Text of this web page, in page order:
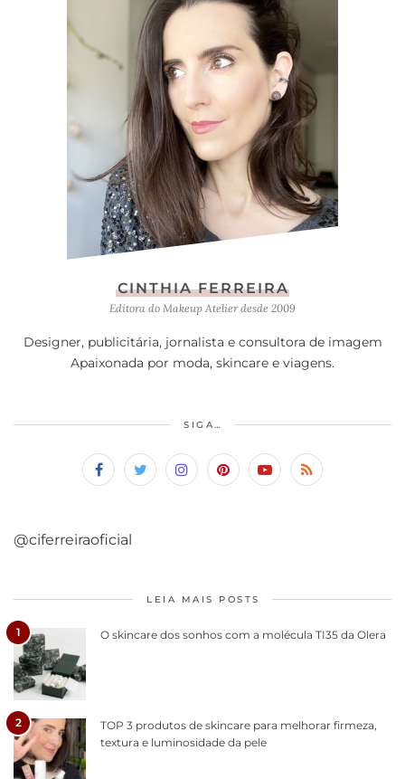
CINTHIA FERREIRA
Editora do Makeup Atelier desde 2009
Designer, publicitária, jornalista e consultora de imagem
Apaixonada por moda, skincare e viagens.
SIGA…
@ciferreiraoficial
LEIA MAIS POSTS
1 O skincare dos sonhos com a molécula TI35 da Olera
2
TOP 3 produtos de skincare para melhorar firmeza,
textura e luminosidade da pele